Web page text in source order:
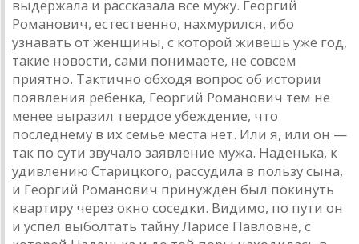
выдержала и рассказала все мужу. Георгий
Романович, естественно, нахмурился, ибо
узнавать от женщины, с которой живешь уже год,
такие новости, сами понимаете, не совсем
приятно. Тактично обходя вопрос об истории
появления ребенка, Георгий Романович тем не
менее выразил твердое убеждение, что
последнему в их семье места нет. Или я, или он —
так по сути звучало заявление мужа. Наденька, к
удивлению Старицкого, рассудила в пользу сына,
и Георгий Романович принужден был покинуть
квартиру через окно соседки. Видимо, по пути он
и успел выболтать тайну Ларисе Павловне, с